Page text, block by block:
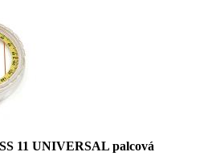
11 UNIVERSAL palcová